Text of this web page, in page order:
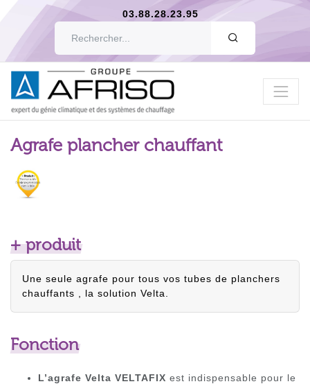
03.88.28.23.95
Agrafe plancher chauffant
+ produit
Une seule agrafe pour tous vos tubes de planchers
chauffants , la solution Velta.
Fonction
L’agrafe Velta VELTAFIX est indispensable pour le